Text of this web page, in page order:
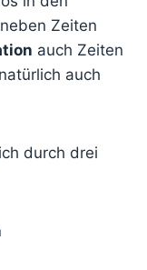
Zeiten
auch Zeiten
auch
durch drei